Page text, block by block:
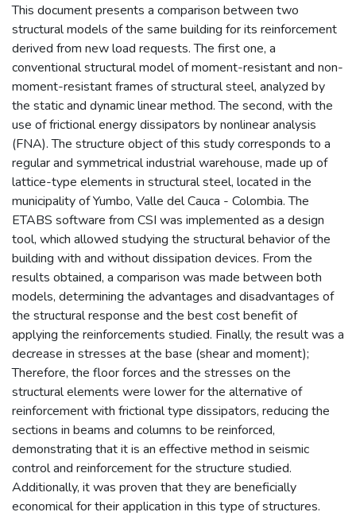
This document presents a comparison between two
structural models of the same building for its reinforcement
derived from new load requests. The first one, a
conventional structural model of moment-resistant and non-
moment-resistant frames of structural steel, analyzed by
the static and dynamic linear method. The second, with the
use of frictional energy dissipators by nonlinear analysis
(FNA). The structure object of this study corresponds to a
regular and symmetrical industrial warehouse, made up of
lattice-type elements in structural steel, located in the
municipality of Yumbo, Valle del Cauca - Colombia. The
ETABS software from CSI was implemented as a design
tool, which allowed studying the structural behavior of the
building with and without dissipation devices. From the
results obtained, a comparison was made between both
models, determining the advantages and disadvantages of
the structural response and the best cost benefit of
applying the reinforcements studied. Finally, the result was a
decrease in stresses at the base (shear and moment);
Therefore, the floor forces and the stresses on the
structural elements were lower for the alternative of
reinforcement with frictional type dissipators, reducing the
sections in beams and columns to be reinforced,
demonstrating that it is an effective method in seismic
control and reinforcement for the structure studied.
Additionally, it was proven that they are beneficially
economical for their application in this type of structures.